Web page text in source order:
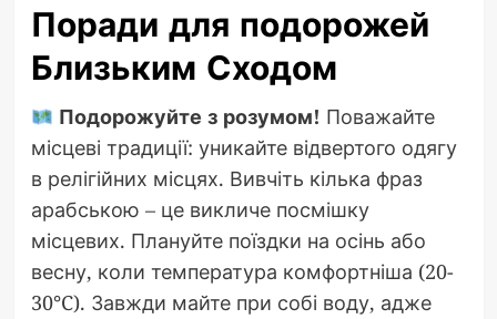
Поради для подорожей
Близьким Сходом
Подорожуйте з розумом! Поважайте
місцеві традиції: уникайте відвертого одягу
в релігійних місцях. Вивчіть кілька фраз
арабською – це викличе посмішку
місцевих. Плануйте поїздки на осінь або
весну, коли температура комфортніша (20-
30°C). Завжди майте при собі воду, адже